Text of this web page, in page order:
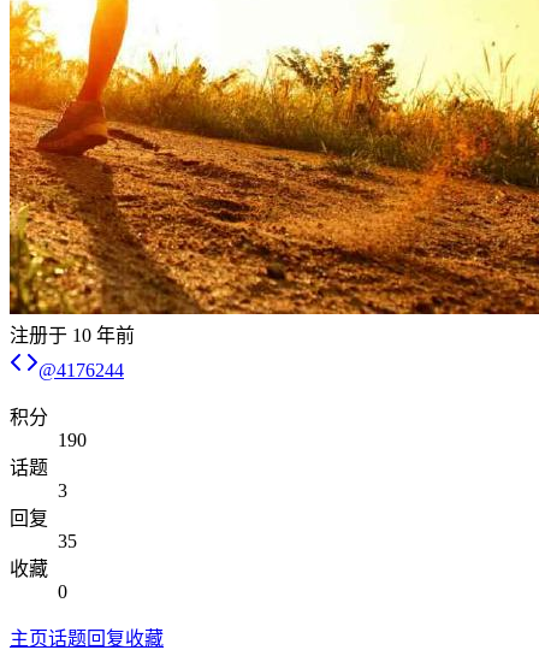
注册于 10 年前
@4176244
积分
190
话题
3
回复
35
收藏
0
主页话题回复收藏